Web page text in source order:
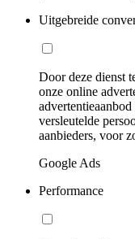
Uitgebreide
Door deze dienst
onze online
versleutelde
aanbieders, voor
Google Ads
Performance